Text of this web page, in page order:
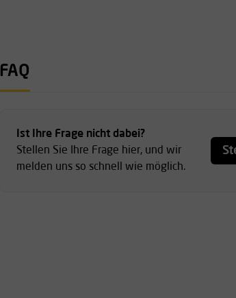
FAQ
Ist Ihre Frage nicht dabei?
Stellen Sie Ihre Frage hier, und wir
melden uns so schnell wie möglich.